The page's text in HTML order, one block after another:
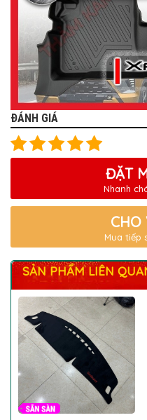
ĐÁNH GIÁ
ĐẶT
Nhanh
CHO
Mua tiếp
SẢN PHẨM LIÊN